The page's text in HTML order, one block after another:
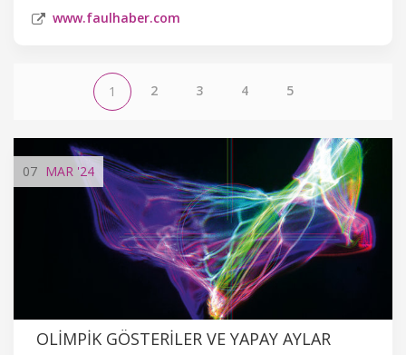
www.faulhaber.com
1 2 3 4 5
07 MAR '24
OLIMPIK GÖSTERILER VE YAPAY AYLAR